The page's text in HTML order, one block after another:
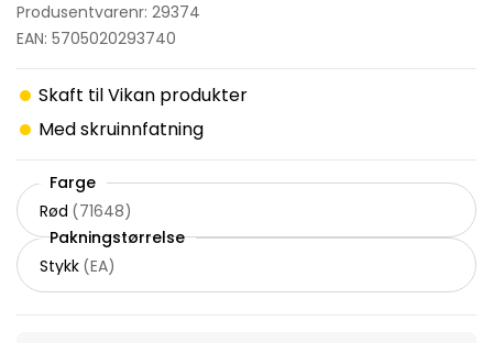
Produsentvarenr: 29374
EAN: 5705020293740
Skaft til Vikan produkter
Med skruinnfatning
Farge
Rød (71648)
Pakningstørrelse
Stykk (EA)